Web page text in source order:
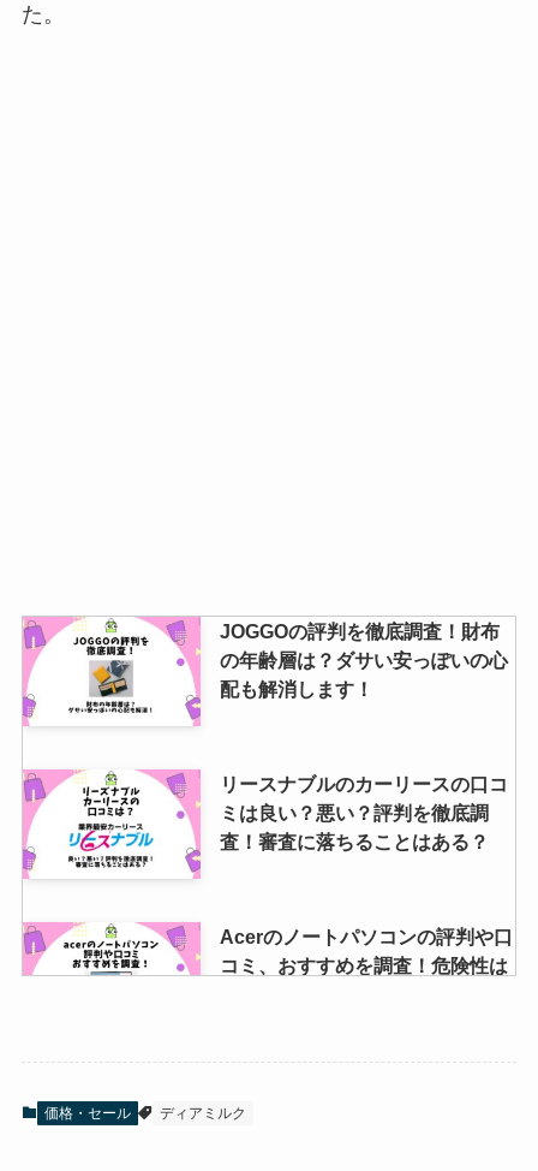
た。
JOGGOの評判を徹底調査！財布
の年齢層は？ダサい安っぽいの心
配も解消します！
リースナブルのカーリースの口コ
ミは良い？悪い？評判を徹底調
査！審査に落ちることはある？
Acerのノートパソコンの評判や口
コミ、おすすめを調査！危険性は
ィナイフや超硬合金包丁の切れ味
価格・セール ディアミルク